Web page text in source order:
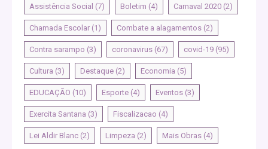
Assistência Social (7) Boletim (4) Carnaval 2020 (2)
Chamada Escolar (1) Combate a alagamentos (2)
Contra sarampo (3) coronavirus (67) covid-19 (95)
Cultura (3) Destaque (2) Economia (5)
EDUCAÇÃO (10) Esporte (4) Eventos (3)
Exercita Santana (3) Fiscalizacao (4)
Lei Aldir Blanc (2) Limpeza (2) Mais Obras (4)